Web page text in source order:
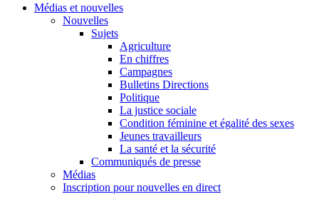
Médias et nouvelles
Nouvelles
Sujets
Agriculture
En chiffres
Campagnes
Bulletins Directions
Politique
La justice sociale
Condition féminine et égalité des sexes
Jeunes travailleurs
La santé et la sécurité
Communiqués de presse
Médias
Inscription pour nouvelles en direct